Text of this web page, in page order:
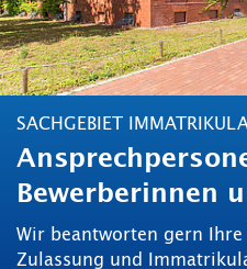
TH Online-Portal
SACHGEBIET
Bewerberinnen
Wir beantworten gern Ihre
Zulassung und